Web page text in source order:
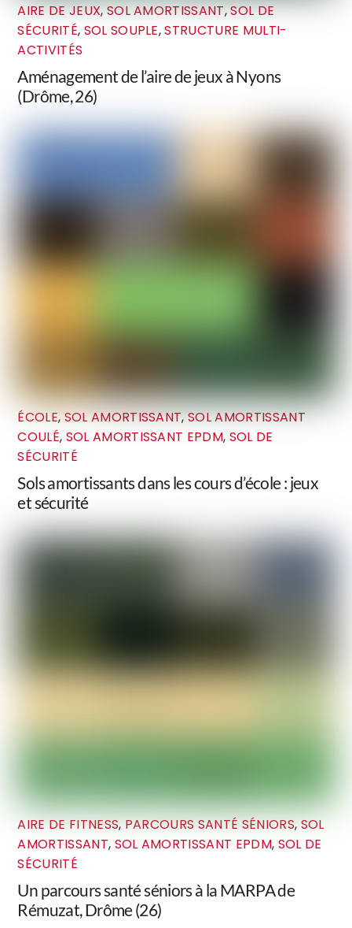
AIRE DE JEUX,SOL AMORTISSANT,SOL DE
SÉCURITÉ, SOL SOUPLE,STRUCTURE MULTI-
ACTIVITÉS
Aménagement de l’aire de jeux à Nyons
(Drôme, 26)
ÉCOLE,SOL AMORTISSANT,SOL AMORTISSANT
COULÉ, SOL AMORTISSANT EPDM, SOL DE
SÉCURITÉ
Sols amortissants dans les cours d’école : jeux
et sécurité
AIRE DE FITNESS, PARCOURS SANTÉ SÉNIORS, SOL
AMORTISSANT, SOL AMORTISSANT EPDM, SOL DE
SÉCURITÉ
Un parcours santé séniors à la MARPA de
Rémuzat, Drôme (26)